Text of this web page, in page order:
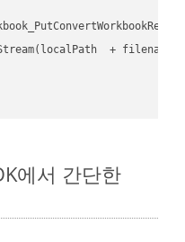
+ filename
에서 간단한